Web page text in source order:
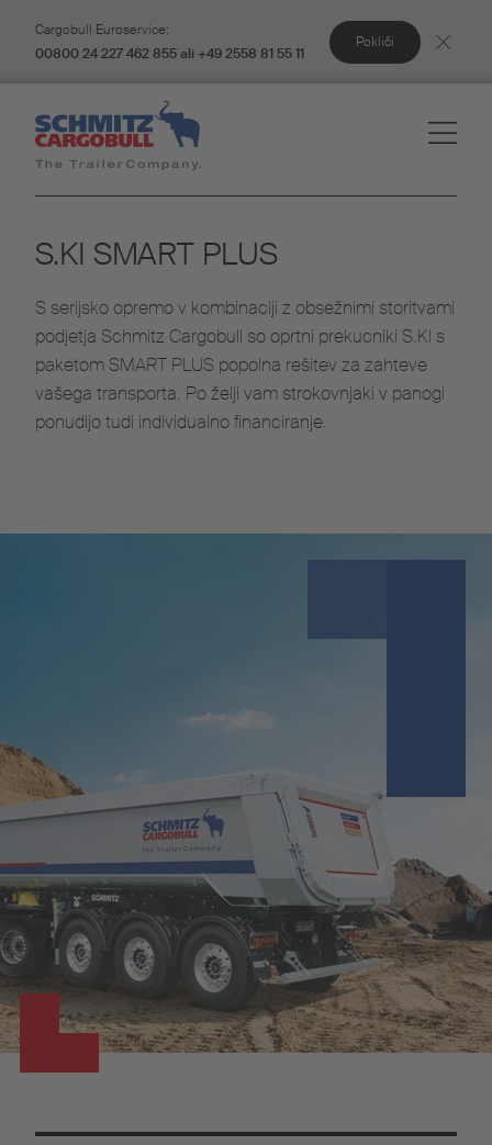
Cargobull Euroservice:
00800 24 227 462 855 ali +49 2558 81 55 11
Pokliči
S.KI SMART PLUS
S serijsko opremo v kombinaciji z obsežnimi storitvami
podjetja Schmitz Cargobull so oprtni prekucniki S.KI s
paketom SMART PLUS popolna rešitev za zahteve
vašega transporta. Po želji vam strokovnjaki v panogi
ponudijo tudi individualno financiranje.